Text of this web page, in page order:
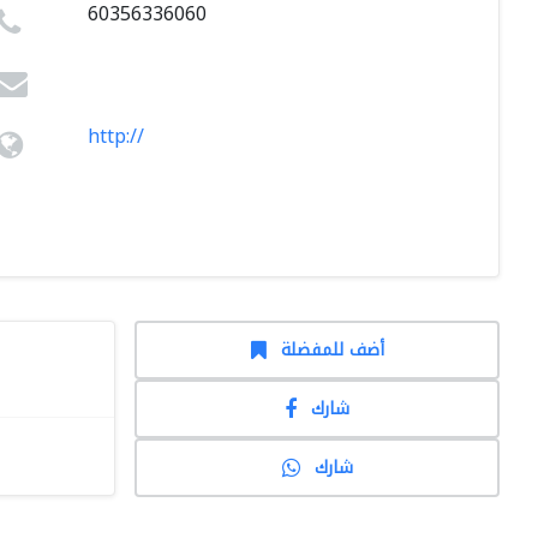
60356336060
http://
أضف للمفضلة
شارك
شارك